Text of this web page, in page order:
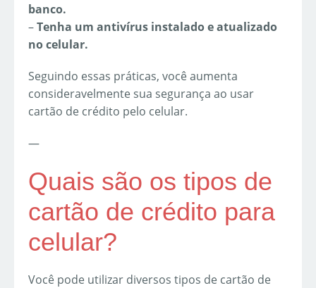
banco.
–Tenha um antivírus instalado e atualizado
no celular.
Seguindo essas práticas, você aumenta
consideravelmente sua segurança ao usar
cartão de crédito pelo celular.
—
Quais são os tipos de
cartão de crédito para
celular?
Você pode utilizar diversos tipos de cartão de